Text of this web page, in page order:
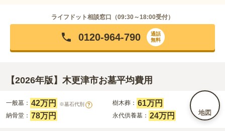
地図
ライフドット相談窓口（09:30～18:00受付）
0120-964-790
通話
無料
【2026年版】木更津市お墓平均費用
一般墓： 42万円 ※墓石代別 ? 樹木葬： 61万円
納骨堂： 78万円 永代供養墓： 24万円